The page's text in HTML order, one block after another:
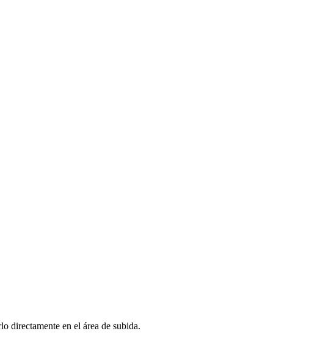
directamente en el área de subida.